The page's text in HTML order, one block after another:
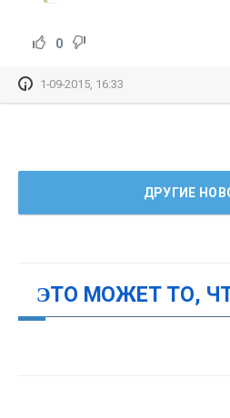
0
1-09-2015, 16:33
ДРУГИЕ
ЭТО МОЖЕТ ТО,